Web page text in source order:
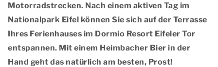
Motorradstrecken. Nach einem aktiven Tag im
Nationalpark Eifel können Sie sich auf der Terrasse
Ihres Ferienhauses im Dormio Resort Eifeler Tor
entspannen. Mit einem Heimbacher Bier in der
Hand geht das natürlich am besten, Prost!